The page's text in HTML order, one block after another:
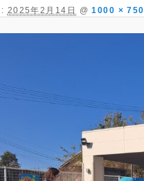
2025年2月14日 @1000 × 750